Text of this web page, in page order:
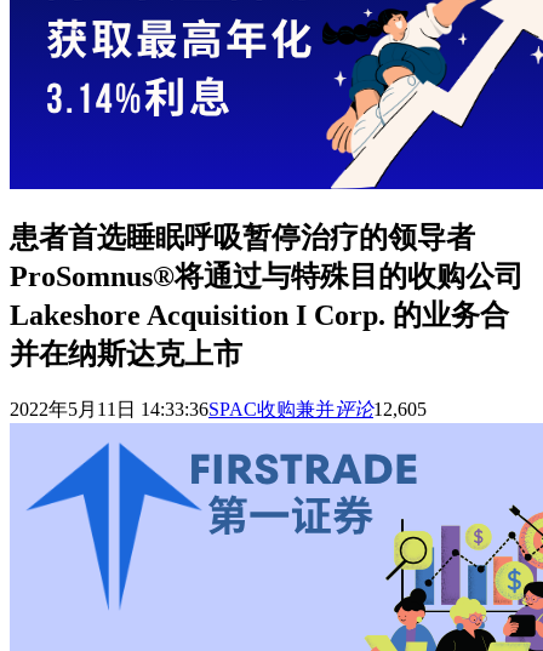
患者首选睡眠呼吸暂停治疗的领导者
ProSomnus®将通过与特殊目的收购公司
Lakeshore Acquisition I Corp. 的业务合
并在纳斯达克上市
2022年5月11日 14:33:36SPAC收购兼并评论12,605